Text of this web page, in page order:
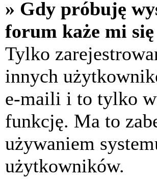
» Gdy próbuję
forum każe mi się
Tylko
innych
e-maili i to tylko
funkcję. Ma to
używaniem
użytkowników.